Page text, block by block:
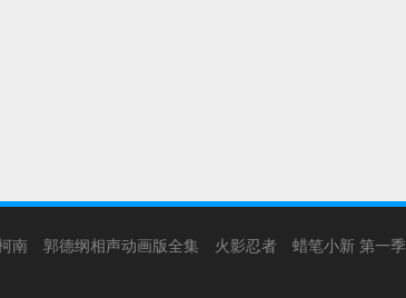
南 郭德纲相声动画版全集 火影忍者 蜡笔小新 第一季